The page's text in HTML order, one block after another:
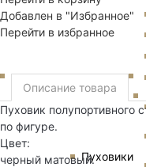
Пуховики
Добавлен в "Избранное"
Перейти в избранное
Описание товара
Пуховик полупортивного
по фигуре.
Цвет:
черный матовый.